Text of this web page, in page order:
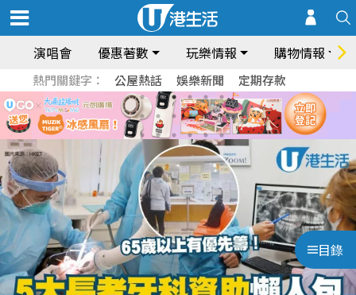
演唱會 優惠著數 玩樂情報 購物情報
熱門關鍵字： 公屋熱話 娛樂新聞 定期存款
目錄